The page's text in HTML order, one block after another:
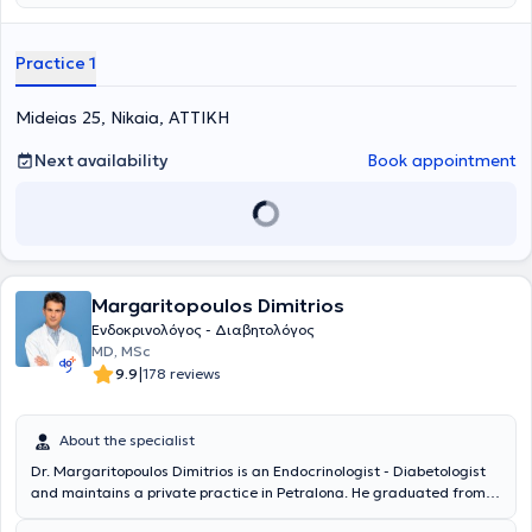
Practice 1
Mideias 25, Nikaia, ΑΤΤΙΚΗ
Next availability
Book appointment
Margaritopoulos Dimitrios
Ενδοκρινολόγος - Διαβητολόγος
MD, MSc
9.9|178 reviews
About the specialist
Dr. Margaritopoulos Dimitrios is an Endocrinologist - Diabetologist
and maintains a private practice in Petralona. He graduated from